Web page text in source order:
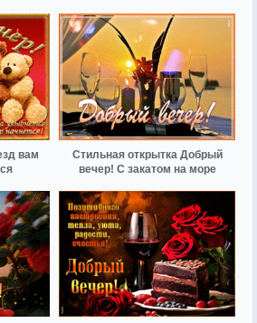
вам
Стильная открытка Добрый
вечер! С закатом на море